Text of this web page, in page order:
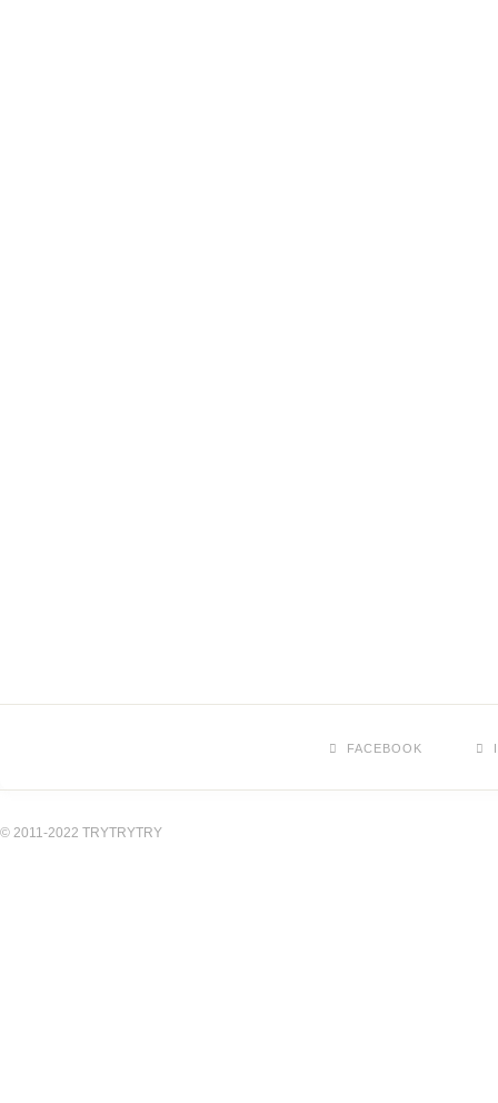
FACEBOOK
© 2011-2022 TRYTRYTRY